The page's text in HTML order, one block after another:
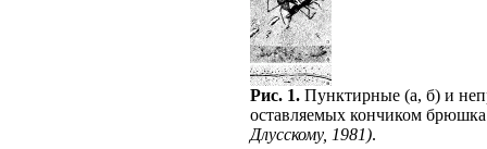
Рис. 1. Пунктирные (а, б) и
оставляемых кончиком
Длусскому, 1981).